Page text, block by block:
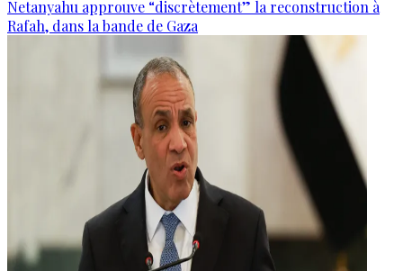
Netanyahu approuve “discrètement” la reconstruction à
Rafah, dans la bande de Gaza